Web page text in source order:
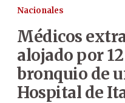
Nacionales
Médicos
alojado por
bronquio de
Hospital de